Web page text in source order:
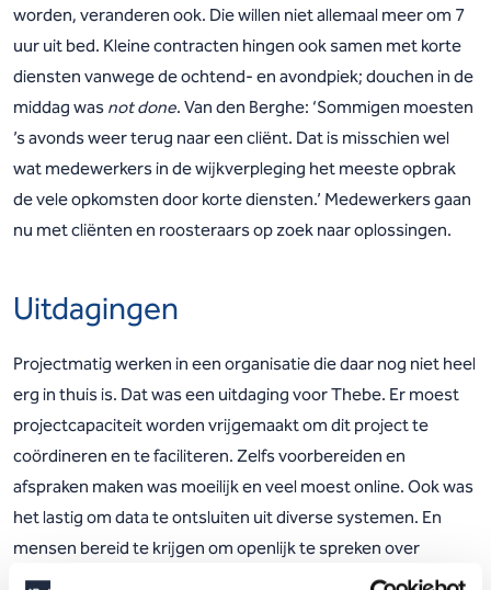
worden, veranderen ook. Die willen niet allemaal meer om 7
uur uit bed. Kleine contracten hingen ook samen met korte
diensten vanwege de ochtend- en avondpiek; douchen in de
middag was not done. Van den Berghe: ‘Sommigen moesten
’s avonds weer terug naar een cliënt. Dat is misschien wel
wat medewerkers in de wijkverpleging het meeste opbrak
de vele opkomsten door korte diensten.’ Medewerkers gaan
nu met cliënten en roosteraars op zoek naar oplossingen.
Uitdagingen
Projectmatig werken in een organisatie die daar nog niet heel
erg in thuis is. Dat was een uitdaging voor Thebe. Er moest
projectcapaciteit worden vrijgemaakt om dit project te
coördineren en te faciliteren. Zelfs voorbereiden en
afspraken maken was moeilijk en veel moest online. Ook was
het lastig om data te ontsluiten uit diverse systemen. En
mensen bereid te krijgen om openlijk te spreken over
privéomstandigheden die alleen bij het begin van een